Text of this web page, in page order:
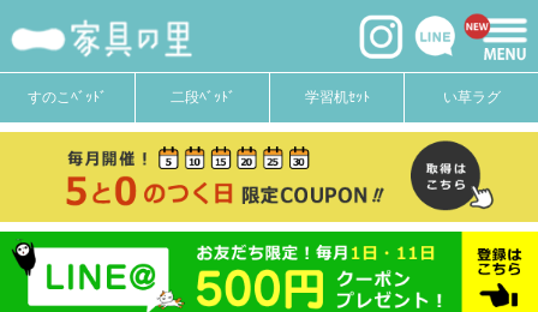
すのこﾍﾞｯﾄﾞ 二段ﾍﾞｯﾄﾞ 学習机ｾｯﾄ い草ラグ